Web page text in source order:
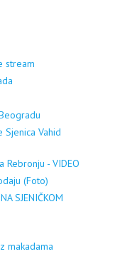
stream
Sjenica Vahid
Rebronju - VIDEO
(Foto)
SJENIČKOM
makadama